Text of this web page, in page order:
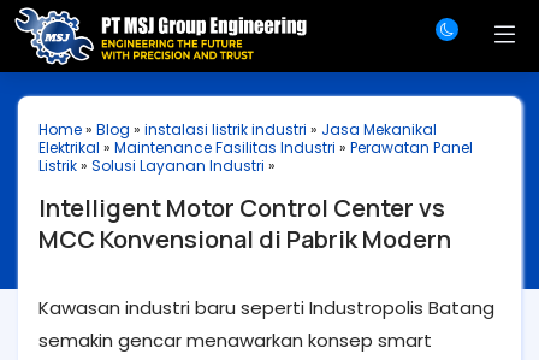
Home» Blog » instalasi listrik industri » Jasa Mekanikal
Elektrikal » Maintenance Fasilitas Industri » Perawatan Panel
Listrik» Solusi Layanan Industri »
Intelligent Motor Control Center vs
MCC Konvensional di Pabrik Modern
Kawasan industri baru seperti Industropolis Batang
semakin gencar menawarkan konsep smart